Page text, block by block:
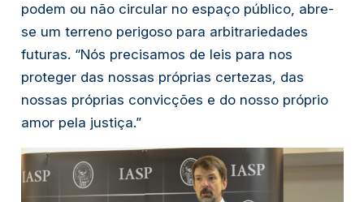
podem ou não circular no espaço público, abre-
se um terreno perigoso para arbitrariedades
futuras. “Nós precisamos de leis para nos
proteger das nossas próprias certezas, das
nossas próprias convicções e do nosso próprio
amor pela justiça.”